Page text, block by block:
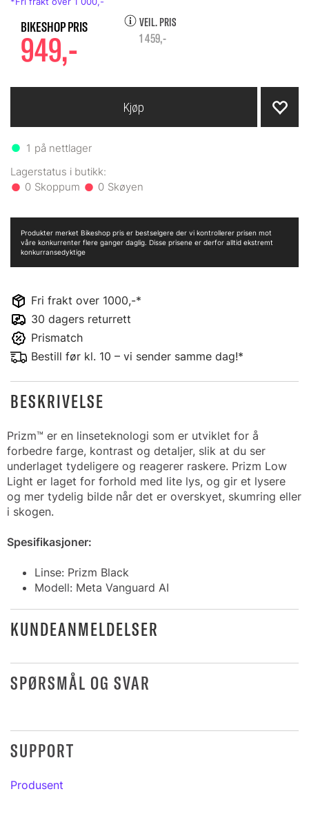
949,-
VEIL. PRIS
1 459,-
1 på nettlager
0 0
Kjøp
Fri frakt over 1000,-*
30 dagers returrett
Prismatch
Bestill før kl. 10 – vi sender samme dag!*
Produkter merket Bikeshop pris er bestselgere der vi kontrollerer prisen mot
våre konkurrenter flere ganger daglig. Disse prisene er derfor alltid ekstremt
konkurransedyktige
BESKRIVELSE
Prizm™ er en linseteknologi som er utviklet for å
forbedre farge, kontrast og detaljer, slik at du ser
underlaget tydeligere og reagerer raskere. Prizm Low
Light er laget for forhold med lite lys, og gir et lysere
og mer tydelig bilde når det er overskyet, skumring eller
i skogen.
Spesifikasjoner:
Linse: Prizm Black
Modell: Meta Vanguard AI
KUNDEANMELDELSER
SPØRSMÅL OG SVAR
SUPPORT
Produsent